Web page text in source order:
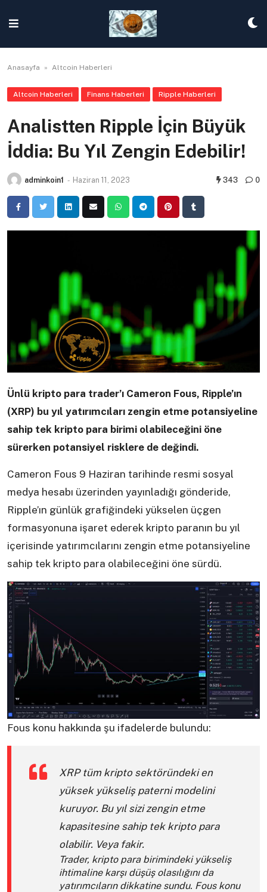
content
Anasayfa » Altcoin Haberleri
Altcoin Haberleri Finans Haberleri Ripple Haberleri
Analistten Ripple İçin Büyük
İddia: Bu Yıl Zengin Edebilir!
adminkoin1 - Haziran 11, 2023 343 0
Ünlü kripto para trader’ı Cameron Fous, Ripple’ın
(XRP) bu yıl yatırımcıları zengin etme potansiyeline
sahip tek kripto para birimi olabileceğini öne
sürerken potansiyel risklere de değindi.
Cameron Fous 9 Haziran tarihinde resmi sosyal
medya hesabı üzerinden yayınladığı gönderide,
Ripple’ın günlük grafiğindeki yükselen üçgen
formasyonuna işaret ederek kripto paranın bu yıl
içerisinde yatırımcılarını zengin etme potansiyeline
sahip tek kripto para olabileceğini öne sürdü.
Fous konu hakkında şu ifadelerde bulundu:
XRP tüm kripto sektöründeki en
yüksek yükseliş paterni modelini
kuruyor. Bu yıl sizi zengin etme
kapasitesine sahip tek kripto para
olabilir. Veya fakir.
Trader, kripto para birimindeki yükseliş
ihtimaline karşı düşüş olasılığını da
yatırımcıların dikkatine sundu. Fous konu